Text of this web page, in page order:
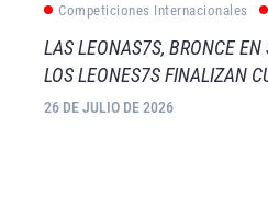
Competiciones Internacionales
LAS LEONAS7S, BRONCE
LOS LEONES7S FINALIZAN
26 DE JULIO DE 2026